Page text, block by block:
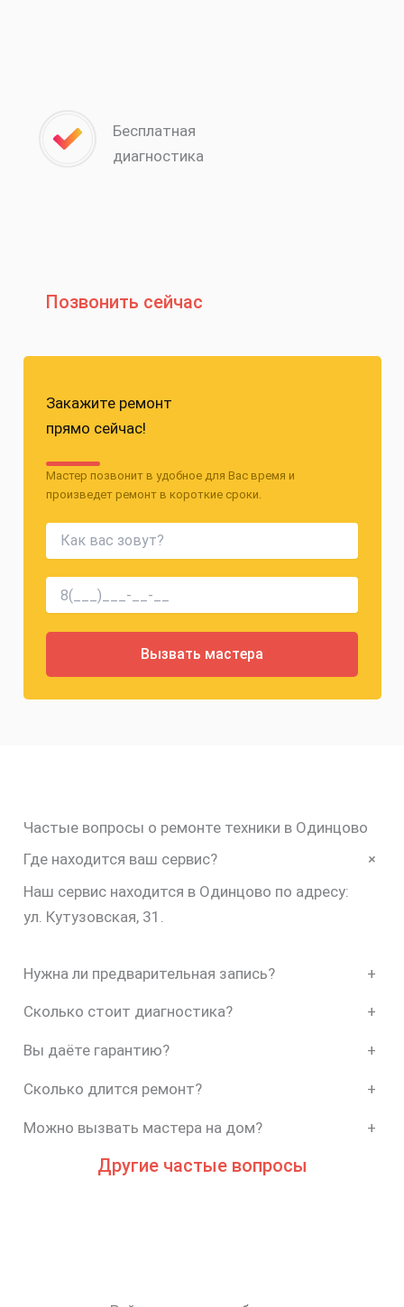
Бесплатная
диагностика
Позвонить сейчас
Закажите ремонт
прямо сейчас!
Мастер позвонит в удобное для Вас время и
произведет ремонт в короткие сроки.
Частые вопросы о ремонте техники в Одинцово
Где находится ваш сервис?
+
Наш сервис находится в Одинцово по адресу:
ул. Кутузовская, 31.
Нужна ли предварительная запись? +
Сколько стоит диагностика? +
Вы даёте гарантию? +
Сколько длится ремонт? +
Можно вызвать мастера на дом? +
Другие частые вопросы